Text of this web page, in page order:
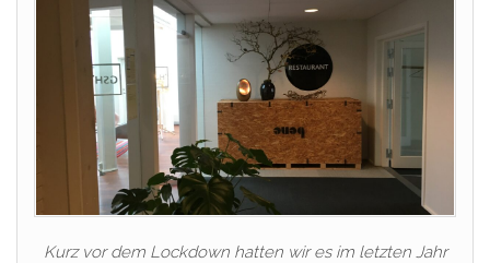
Kurz vor dem Lockdown hatten wir es im letzten Jahr